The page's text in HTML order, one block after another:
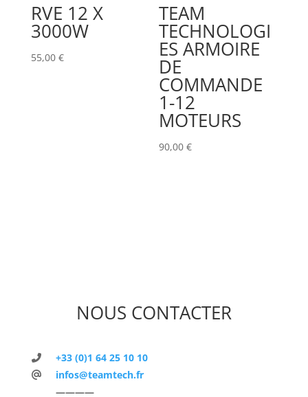
RVE 12 X
3000W
55,00 €
TEAM
TECHNOLOGI
ES ARMOIRE
DE
COMMANDE
1-12
MOTEURS
90,00€
NOUS CONTACTER
+33 (0)1 64 25 10 10
infos@teamtech.fr
————